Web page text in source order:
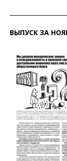
ВЫПУСК ЗА